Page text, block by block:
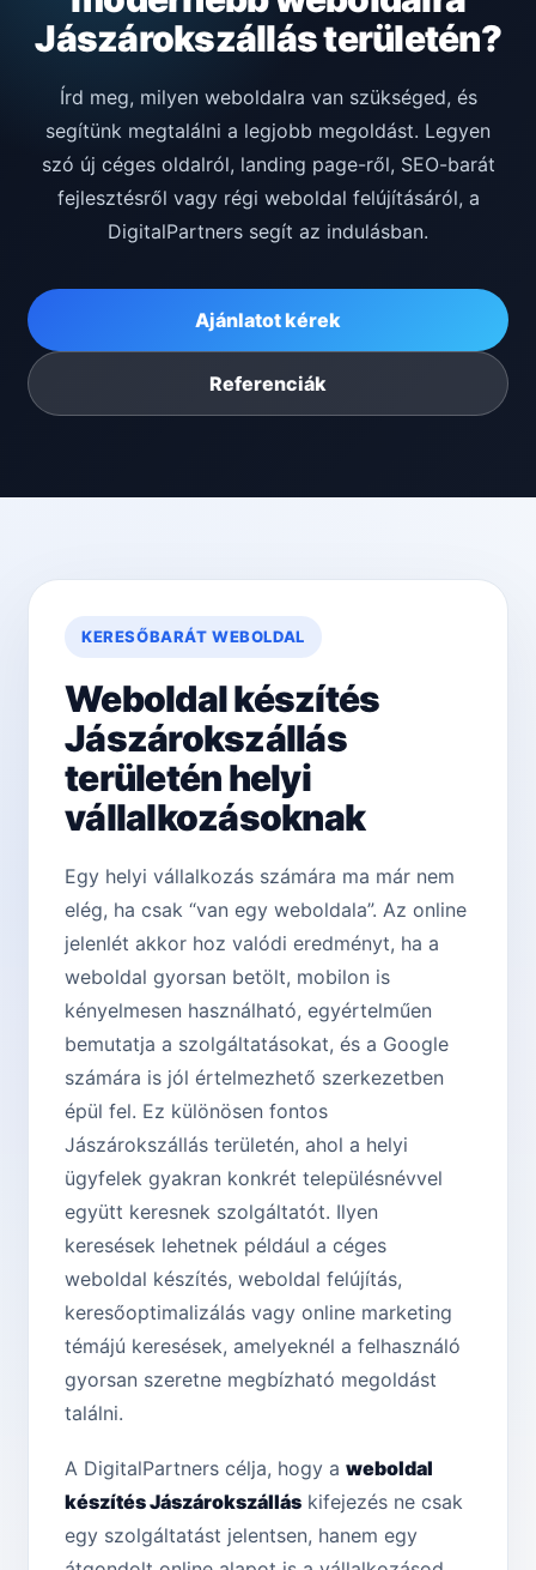
Jászárokszállás területén?
Írd meg, milyen weboldalra van szükséged, és
segítünk megtalálni a legjobb megoldást. Legyen
szó új céges oldalról, landing page-ről, SEO-barát
fejlesztésről vagy régi weboldal felújításáról, a
DigitalPartners segít az indulásban.
Ajánlatot kérek
Referenciák
KERESŐBARÁT WEBOLDAL
Weboldal készítés
Jászárokszállás
területén helyi
vállalkozásoknak
Egy helyi vállalkozás számára ma már nem
elég, ha csak “van egy weboldala”. Az online
jelenlét akkor hoz valódi eredményt, ha a
weboldal gyorsan betölt, mobilon is
kényelmesen használható, egyértelműen
bemutatja a szolgáltatásokat, és a Google
számára is jól értelmezhető szerkezetben
épül fel. Ez különösen fontos
Jászárokszállás területén, ahol a helyi
ügyfelek gyakran konkrét településnévvel
együtt keresnek szolgáltatót. Ilyen
keresések lehetnek például a céges
weboldal készítés, weboldal felújítás,
keresőoptimalizálás vagy online marketing
témájú keresések, amelyeknél a felhasználó
gyorsan szeretne megbízható megoldást
találni.
A DigitalPartners célja, hogy a weboldal
készítés Jászárokszállás kifejezés ne csak
egy szolgáltatást jelentsen, hanem egy